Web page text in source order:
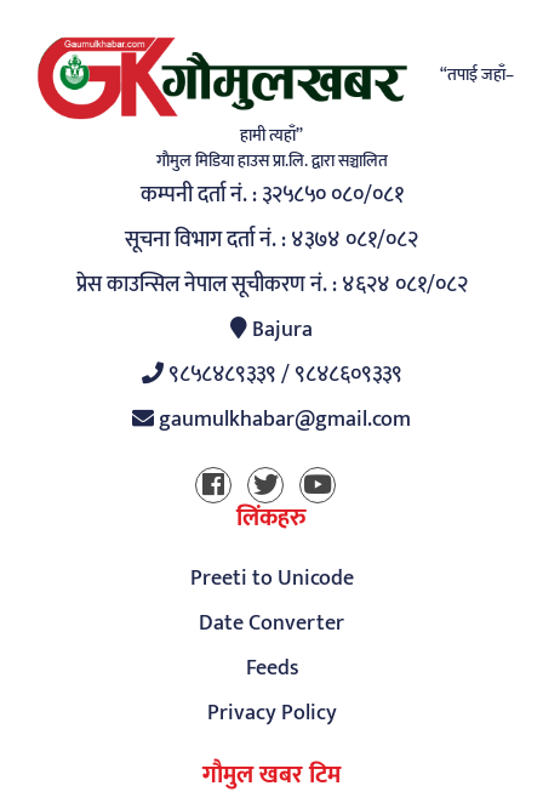
“तपाई जहाँ–
हामी त्यहाँ”
गाैमुल मिडिया हाउस प्रा.लि. द्वारा सञ्चालित
कम्पनी दर्ता नं. : ३२५८५० ०८०/०८१
सूचना विभाग दर्ता नं. : ४३७४ ०८१/०८२
प्रेस काउन्सिल नेपाल सूचीकरण नं. : ४६२४ ०८१/०८२
Bajura
९८५८४८९३३९ / ९८४८६०९३३९
gaumulkhabar@gmail.com
लिंकहरु
Preeti to Unicode
Date Converter
Feeds
Privacy Policy
गौमुल खबर टिम